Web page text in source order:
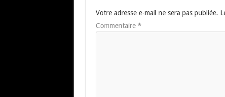
Votre adresse e-mail ne sera pas publiée.
Commentaire *